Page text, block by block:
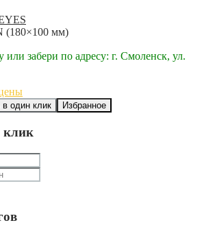
(180×100 мм)
или забери по адресу: г. Смоленск, ул.
в один клик Избранное
клик